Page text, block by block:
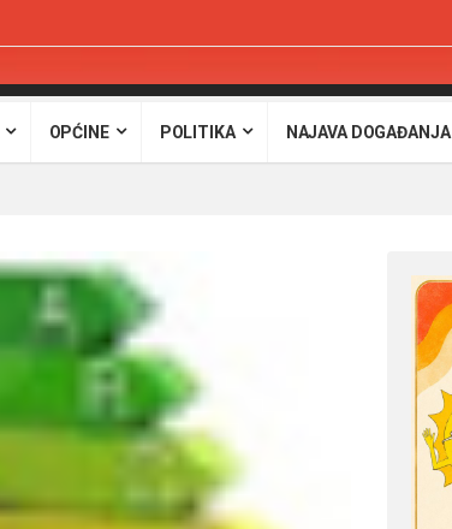
OPĆINE POLITIKA NAJAVA DOGAĐANJA